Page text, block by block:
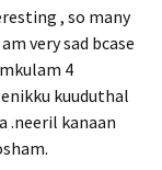
, so many
very sad bcase
4
kuuduthal
.neeril kanaan